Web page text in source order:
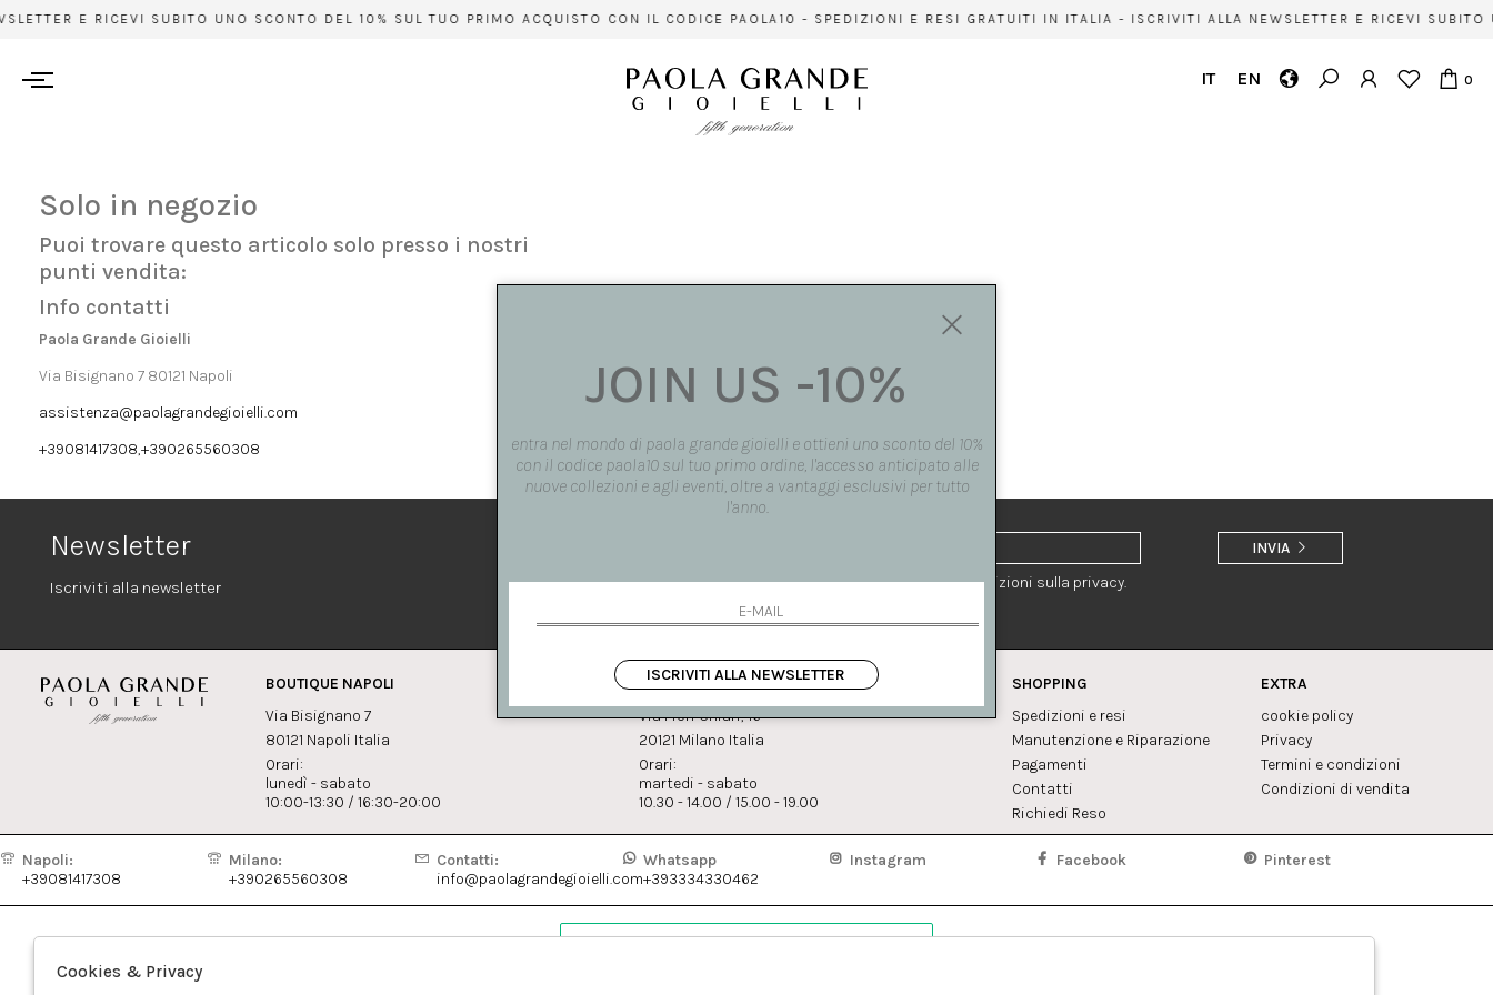
E RICEVI SUBITO UNO SCONTO DEL 10% SUL TUO PRIMO ACQUISTO CON IL CODICE PAOLA10 - SPEDIZIONI E RESI GRATUITI IN ITALIA - ISCRIVITI ALLA NEWSLETTER E RICEVI
IT EN 0
Solo in negozio
Puoi trovare questo articolo solo presso i nostri
punti vendita:
Info contatti
Paola Grande Gioielli
Via Bisignano 7 80121 Napoli
assistenza@paolagrandegioielli.com
+39081417308,+390265560308
Newsletter
Iscriviti alla newsletter ho letto ed accettato le condizioni sulla privacy.
INVIA
BOUTIQUE NAPOLI
Via Bisignano 7
80121 Napoli Italia
Orari:
lunedì - sabato
10:00-13:30 / 16:30-20:00
BOUTIQUE MILANO
Via Fiori Chiari, 16
20121 Milano Italia
Orari:
martedi - sabato
10.30 - 14.00 / 15.00 - 19.00
SHOPPING
Spedizioni e resi
Manutenzione e Riparazione
Pagamenti
Contatti
Richiedi Reso
EXTRA
cookie policy
Privacy
Termini e condizioni
Condizioni di vendita
Napoli:
+39081417308
Milano:
+390265560308
Contatti:
info@paolagrandegioielli.com
Whatsapp
+393334330462
Instagram Facebook Pinterest
JOIN US -10%
entra nel mondo di paola grande gioielli e ottieni uno sconto del 10%
con il codice paola10 sul tuo primo ordine, l'accesso anticipato alle
nuove collezioni e agli eventi, oltre a vantaggi esclusivi per tutto
l'anno.
ISCRIVITI ALLA NEWSLETTER
Cookies & Privacy